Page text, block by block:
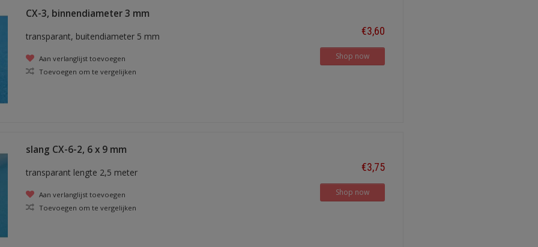
CX-3, binnendiameter 3 mm
transparant, buitendiameter 5 mm
Aan verlanglijst toevoegen
Toevoegen om te vergelijken
€3,60
Shop now
slang CX-6-2, 6 x 9 mm
transparant lengte 2,5 meter
Aan verlanglijst toevoegen
Toevoegen om te vergelijken
€3,75
Shop now